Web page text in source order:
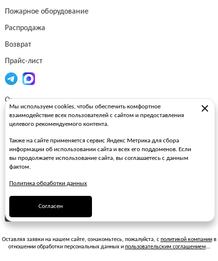
Пожарное оборудование
Распродажа
Возврат
Прайс-лист
Огнетушители
Пожарные рукава
Пожарные шкафы
FAQ
ЗАКАЗАТЬ ЗВОНОК
Оставляя заявки на нашем сайте, ознакомьтесь, пожалуйста, с политикой компаниив
отношении обработки персональных данных и пользовательским соглашением...
Мы используем cookies, чтобы обеспечить комфортное
взаимодействие всех пользователей с сайтом и предоставления
целевого рекомендуемого контента.
Также на сайте применяется сервис Яндекс Метрика для сбора
информации об использовании сайта и всех его поддоменов. Если
вы продолжаете использование сайта, вы соглашаетесь с данным
фактом.
Политика обработки данных
Согласен